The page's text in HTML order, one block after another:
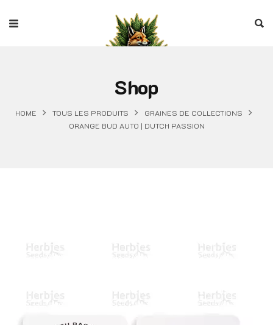
Shop
HOME TOUS LES PRODUITS
GRAINES DE COLLECTIONS
ORANGE BUD AUTO | DUTCH PASSION